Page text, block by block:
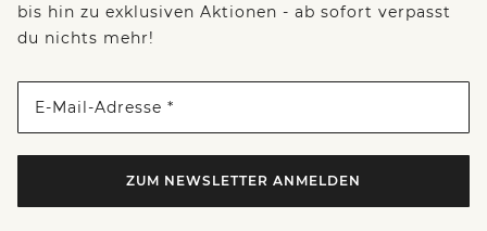
bis hin zu exklusiven Aktionen - ab sofort verpasst
du nichts mehr!
E-Mail-Adresse *
ZUM NEWSLETTER ANMELDEN